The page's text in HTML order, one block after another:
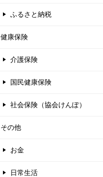
ふるさと納税
健康保険
介護保険
国民健康保険
社会保険（協会けんぽ）
その他
お金
日常生活